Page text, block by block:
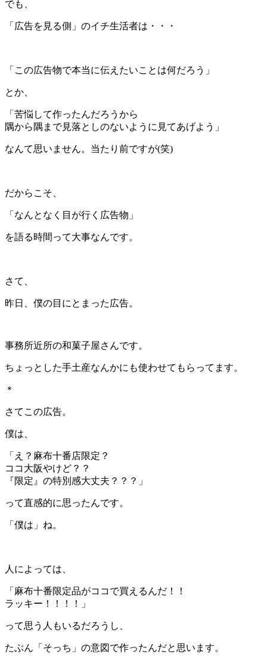
でも、
「広告を見る側」のイチ生活者は・・・
「この広告物で本当に伝えたいことは何だろう」
とか、
「苦悩して作ったんだろうから
隅から隅まで見落としのないように見てあげよう」
なんて思いません。当たり前ですが(笑)
だからこそ、
「なんとなく目が行く広告物」
を語る時間って大事なんです。
さて、
昨日、僕の目にとまった広告。
事務所近所の和菓子屋さんです。
ちょっとした手土産なんかにも使わせてもらってます。
＊
さてこの広告。
僕は、
「え？麻布十番店限定？
ココ大阪やけど？？
『限定』の特別感大丈夫？？？」
って直感的に思ったんです。
「僕は」ね。
人によっては、
「麻布十番限定品がココで買えるんだ！！
ラッキー！！！！」
って思う人もいるだろうし、
たぶん「そっち」の意図で作ったんだと思います。